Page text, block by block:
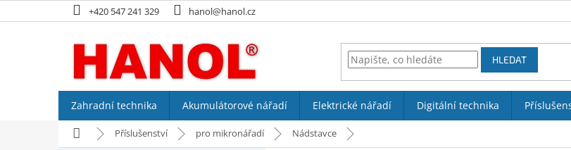
na
+420 547 241 329 hanol@hanol.cz
HLEDAT
Zahradní technika Akumulátorové nářadí Elektrické nářadí Digitální technika
Domů Příslušenství pro mikronářadí Nádstavce